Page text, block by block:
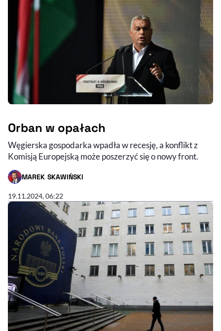
Orban w opałach
Węgierska gospodarka wpadła w recesję, a konflikt z
Komisją Europejską może poszerzyć się o nowy front.
MAREK SKAWIŃSKI
- AUTOR ARTYKUŁU - PROFIL
19.11.2024, 06:22